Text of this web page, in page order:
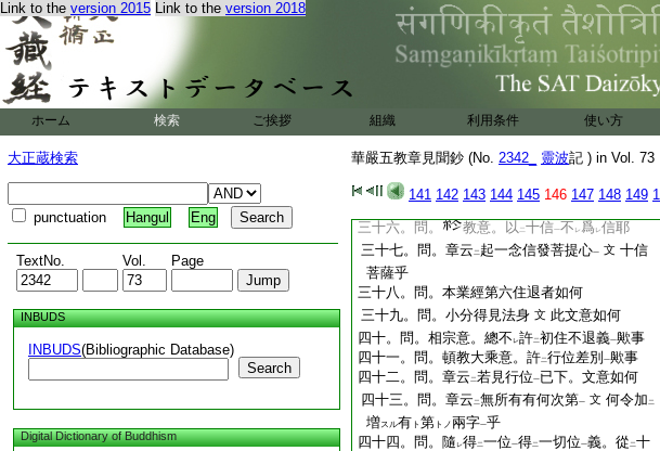
Link to the version 2015 Link to the version 2018
ホーム 検索 ご挨拶 組織 利用条件 使い方
大正蔵検索
punctuation Hangul Eng
TextNo. Vol. Page
INBUDS
INBUDS(Bibliographic Database)
Search
Digital Dictionary of Buddhism
華嚴五教章見聞鈔 (No. 2342_ 靈波記 ) in Vol. 73
141 142 143 144 145 146 147 148 149
三十。問。須陀洹○世第一法 文
道前四位之
三十一。問。章云 答有二意故
此文意如何
三十二。問。已成就補特伽羅相者。何程善根
三十三。問。三品加行者。如何乎
三十四。問。十迴向不退者。十向通皆云 不
退一歟乎
三十五。問。章云
如何
三十六。問。
教意。以 二十信一不 レ 爲 レ信耶
三十七。問。章云 二 起一念信發菩提心一 文 十信
菩薩乎
三十八。問。本業經第六住退者如何
三十九。問。小分得見法身 文 此文意如何
四十。問。相宗意。總不 レ許二初住不退義一歟事
四十一。問。頓教大乘意。許二行位差別 一歟事
四十二。問。章云 二若見行位一已下。文意如何
四十三。問。章云 二無所有有何次第一 文 何令加 二
増スル有 ト 第 トノ兩字一乎
四十四。問。隨 レ得二一位一得二一切位一義。從 二十